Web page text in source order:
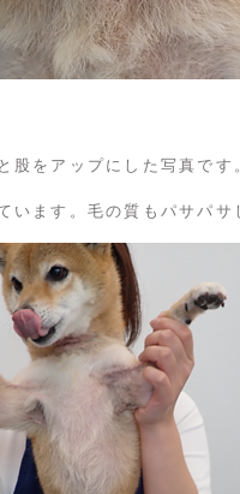
股をアップにした写真です
ます。毛の質もパサパサ